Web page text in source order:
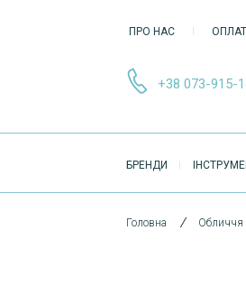
ПРО НАС
+38 073-915-
НАВІҐАЦІЯ
БРЕНДИ
Головна Обличчя